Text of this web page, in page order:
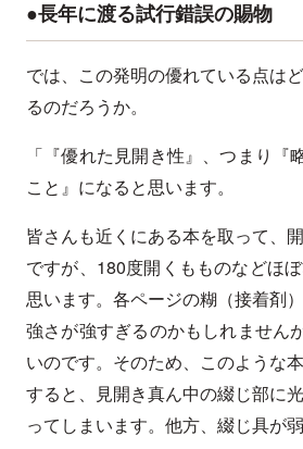
●長年に渡る試行錯誤の賜物
では、この発明の優れている点は
るのだろうか。
「『優れた見開き性』、つまり『
こと』になると思います。
皆さんも近くにある本を取って、
ですが、180度開くもものなどほ
思います。各ページの糊（接着剤
強さが強すぎるのかもしれません
いのです。そのため、このような
すると、見開き真ん中の綴じ部に
ってしまいます。他方、綴じ具が